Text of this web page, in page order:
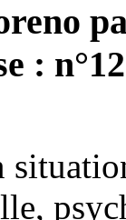
: